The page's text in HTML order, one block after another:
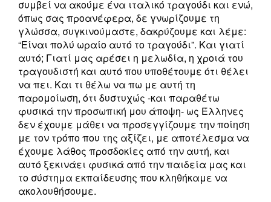
συμβεί να ακούμε ένα ιταλικό τραγούδι και ενώ,
όπως σας προανέφερα, δε γνωρίζουμε τη
γλώσσα, συγκινούμαστε, δακρύζουμε και λέμε:
“Είναι πολύ ωραίο αυτό το τραγούδι”. Και γιατί
αυτό; Γιατί μας αρέσει η μελωδία, η χροιά του
τραγουδιστή και αυτό που υποθέτουμε ότι θέλει
να πει. Και τι θέλω να πω με αυτή τη
παρομοίωση, ότι δυστυχώς -και παραθέτω
φυσικά την προσωπική μου άποψη- ως Έλληνες
δεν έχουμε μάθει να προσεγγίζουμε την ποίηση
με τον τρόπο που της αξίζει, με αποτέλεσμα να
έχουμε λάθος προσδοκίες από την αυτή, και
αυτό ξεκινάει φυσικά από την παιδεία μας και
το σύστημα εκπαίδευσης που κληθήκαμε να
ακολουθήσουμε.